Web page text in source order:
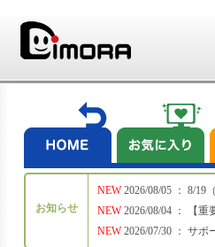
お知らせ
NEW
NEW
NEW
2026/08/05 ： 8/19
2026/08/04 ： 【重
2026/07/30 ： サ